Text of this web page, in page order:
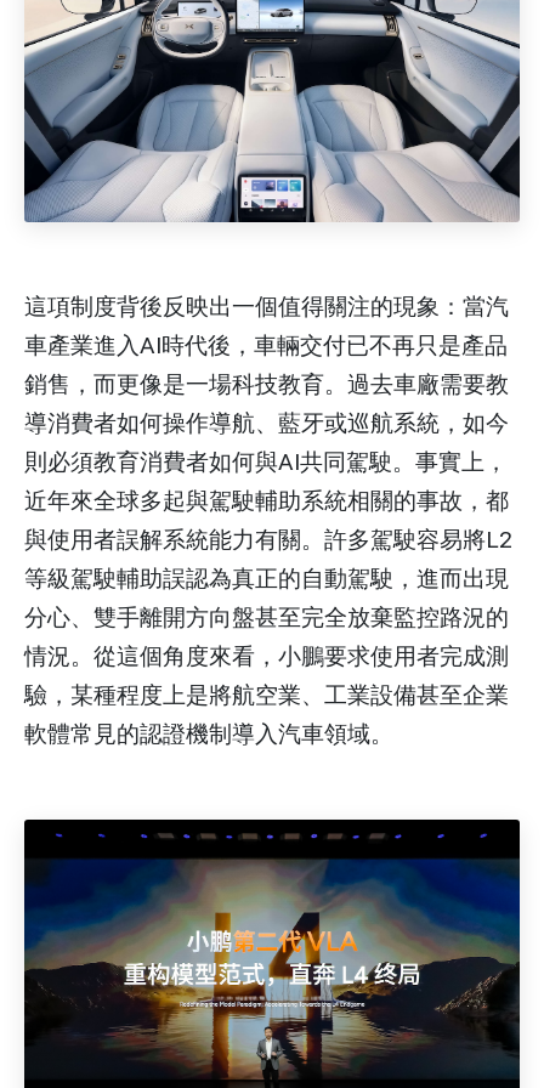
這項制度背後反映出一個值得關注的現象：當汽
車產業進入AI時代後，車輛交付已不再只是產品
銷售，而更像是一場科技教育。過去車廠需要教
導消費者如何操作導航、藍牙或巡航系統，如今
則必須教育消費者如何與AI共同駕駛。事實上，
近年來全球多起與駕駛輔助系統相關的事故，都
與使用者誤解系統能力有關。許多駕駛容易將L2
等級駕駛輔助誤認為真正的自動駕駛，進而出現
分心、雙手離開方向盤甚至完全放棄監控路況的
情況。從這個角度來看，小鵬要求使用者完成測
驗，某種程度上是將航空業、工業設備甚至企業
軟體常見的認證機制導入汽車領域。